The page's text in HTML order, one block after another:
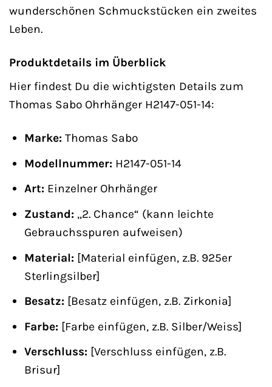
wunderschönen Schmuckstücken ein zweites
Leben.
Produktdetails im Überblick
Hier findest Du die wichtigsten Details zum
Thomas Sabo Ohrhänger H2147-051-14:
Marke:Thomas Sabo
Modellnummer:H2147-051-14
Art:Einzelner Ohrhänger
Zustand:„2. Chance“ (kann leichte
Gebrauchsspuren aufweisen)
Material:[Material einfügen, z.B. 925er
Sterlingsilber]
Besatz:[Besatz einfügen, z.B. Zirkonia]
Farbe:[Farbe einfügen, z.B. Silber/Weiss]
Verschluss:[Verschluss einfügen, z.B.
Brisur]